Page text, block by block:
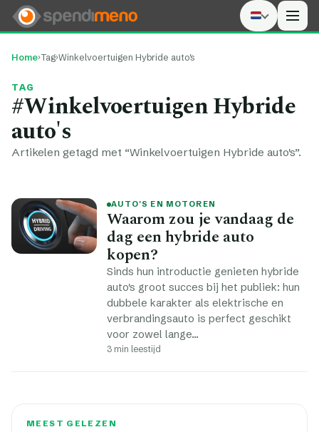
Home›Tag›Winkelvoertuigen Hybride auto's
TAG
#Winkelvoertuigen Hybride
auto's
Artikelen getagd met “Winkelvoertuigen Hybride auto's”.
AUTO'S EN MOTOREN
Waarom zou je vandaag de
dag een hybride auto
kopen?
Sinds hun introductie genieten hybride
auto's groot succes bij het publiek: hun
dubbele karakter als elektrische en
verbrandingsauto is perfect geschikt
voor zowel lange…
3 min leestijd
MEEST GELEZEN